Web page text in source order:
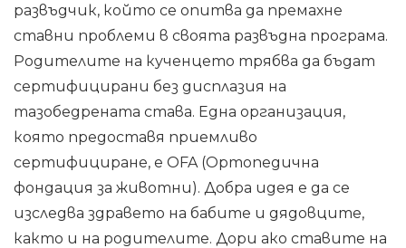
развъдчик, който се опитва да премахне
ставни проблеми в своята развъдна програма.
Родителите на кученцето трябва да бъдат
сертифицирани без дисплазия на
тазобедрената става. Една организация,
която предоставя приемливо
сертифициране, е OFA (Ортопедична
фондация за животни). Добра идея е да се
изследва здравето на бабите и дядовците,
както и на родителите. Дори ако ставите на